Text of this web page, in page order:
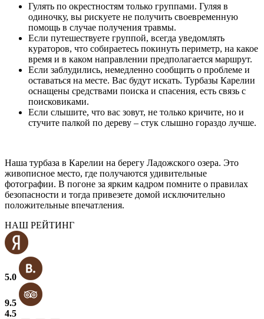
Гулять по окрестностям только группами. Гуляя в
одиночку, вы рискуете не получить своевременную
помощь в случае получения травмы.
Если путешествуете группой, всегда уведомлять
кураторов, что собираетесь покинуть периметр, на какое
время и в каком направлении предполагается маршрут.
Если заблудились, немедленно сообщить о проблеме и
оставаться на месте. Вас будут искать. Турбазы Карелии
оснащены средствами поиска и спасения, есть связь с
поисковиками.
Если слышите, что вас зовут, не только кричите, но и
стучите палкой по дереву – стук слышно гораздо лучше.
Наша турбаза в Карелии на берегу Ладожского озера. Это
живописное место, где получаются удивительные
фотографии. В погоне за ярким кадром помните о правилах
безопасности и тогда привезете домой исключительно
положительные впечатления.
НАШ РЕЙТИНГ
5.0
9.5
4.5